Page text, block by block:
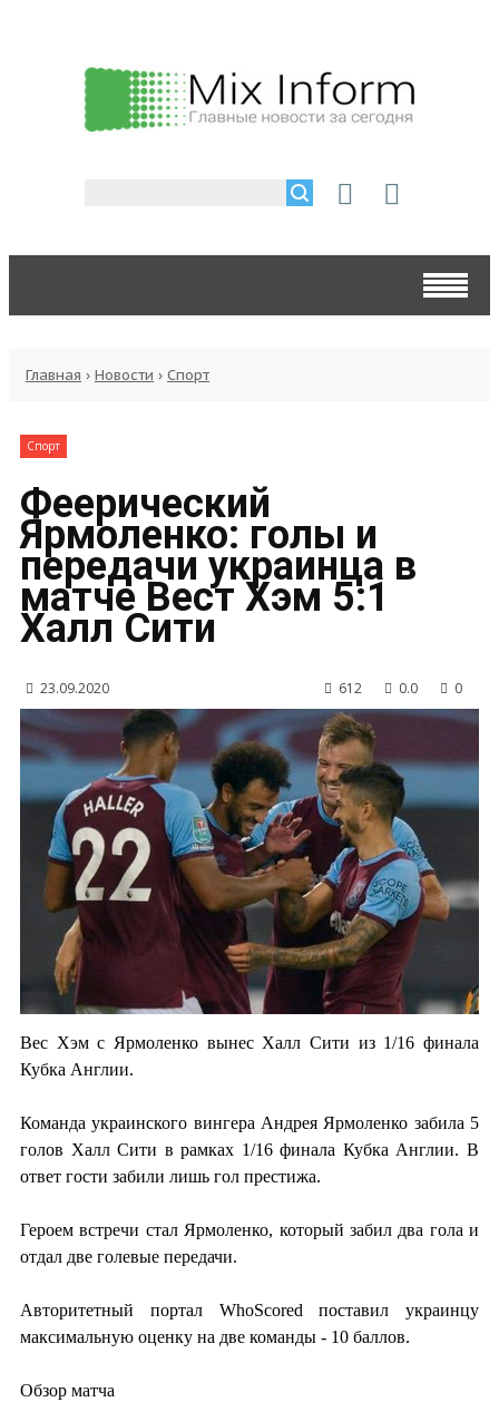
Главная › Новости › Спорт
Спорт
Феерический
Ярмоленко: голы и
передачи украинца в
матче Вест Хэм 5:1
Халл Сити
23.09.2020 612 0.0 0
Вес Хэм с Ярмоленко вынес Халл Сити из 1/16 финала
Кубка Англии.
Команда украинского вингера Андрея Ярмоленко забила 5
голов Халл Сити в рамках 1/16 финала Кубка Англии. В
ответ гости забили лишь гол престижа.
Героем встречи стал Ярмоленко, который забил два гола и
отдал две голевые передачи.
Авторитетный портал WhoScored поставил украинцу
максимальную оценку на две команды - 10 баллов.
Обзор матча